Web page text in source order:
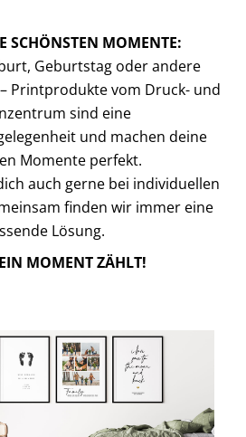
SCHÖNSTEN MOMENTE:
Geburtstag oder andere
Printprodukte vom Druck- und
sind eine
und machen deine
Momente perfekt.
auch gerne bei individuellen
finden wir immer eine
Lösung.
MOMENT ZÄHLT!